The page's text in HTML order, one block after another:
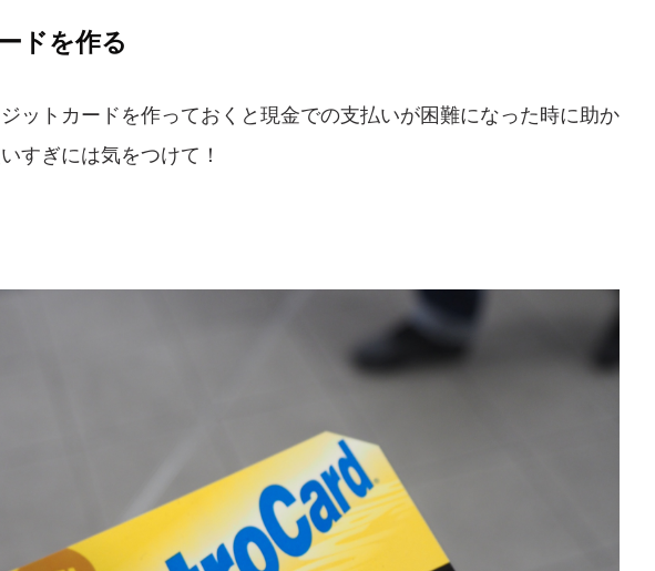
ドを作る
ットカードを作っておくと現金での支払いが困難になった時に助か
すぎには気をつけて！